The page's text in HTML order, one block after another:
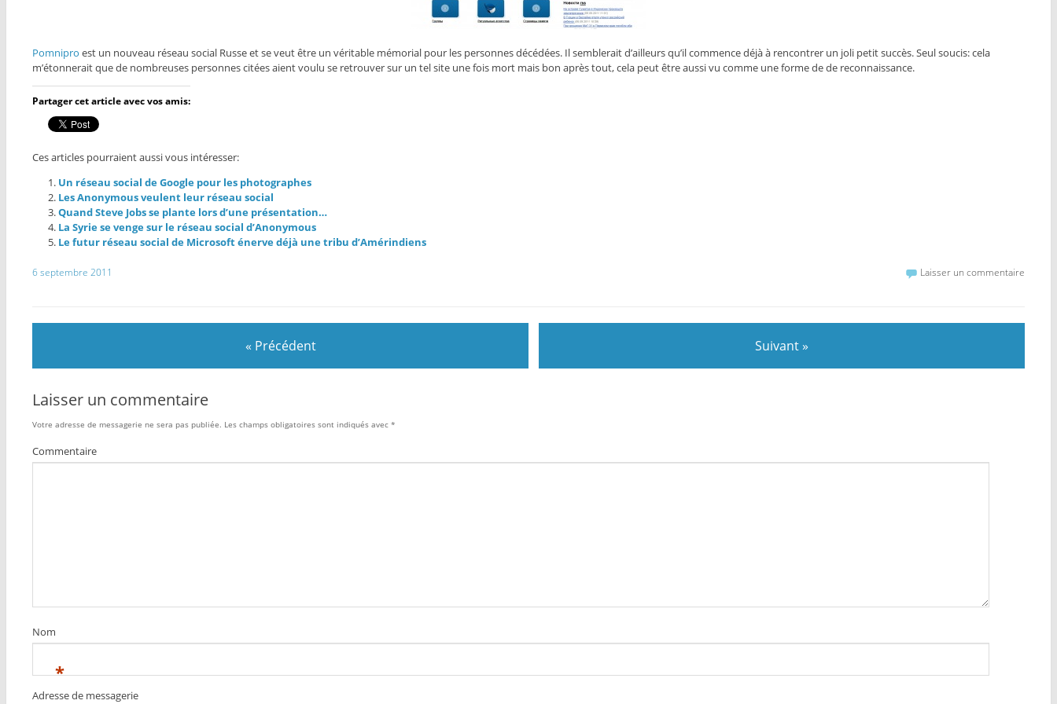
Pomnipro est un nouveau réseau social Russe et se veut être un véritable mémorial pour les personnes décédées. Il semblerait d’ailleurs qu’il commence déjà à rencontrer un joli petit succès. Seul soucis: cela
m’étonnerait que de nombreuses personnes citées aient voulu se retrouver sur un tel site une fois mort mais bon après tout, cela peut être aussi vu comme une forme de de reconnaissance.
Partager cet article avec vos amis:
Ces articles pourraient aussi vous intéresser:
Un réseau social de Google pour les photographes
Les Anonymous veulent leur réseau social
Quand Steve Jobs se plante lors d’une présentation…
La Syrie se venge sur le réseau social d’Anonymous
Le futur réseau social de Microsoft énerve déjà une tribu d’Amérindiens
6 septembre 2011 Laisser un commentaire
« Précédent Suivant »
Laisser un commentaire
Votre adresse de messagerie ne sera pas publiée. Les champs obligatoires sont indiqués avec*
Commentaire
Nom
*
Adresse de messagerie